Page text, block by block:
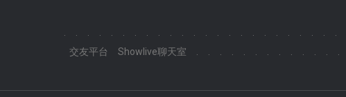
交友平台
Showlive聊天室